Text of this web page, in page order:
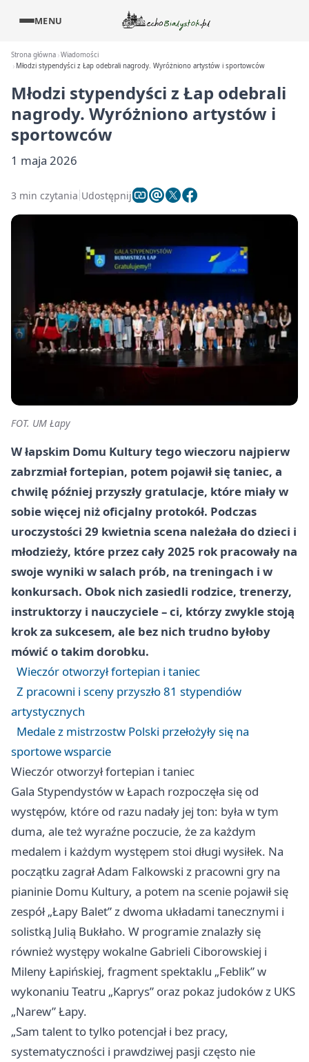
MENU
Strona główna Wiadomości
Młodzi stypendyści z Łap odebrali nagrody. Wyróżniono artystów i sportowców
Młodzi stypendyści z Łap odebrali
nagrody. Wyróżniono artystów i
sportowców
1 maja 2026
3 min czytania Udostępnij
FOT. UM Łapy
W łapskim Domu Kultury tego wieczoru najpierw
zabrzmiał fortepian, potem pojawił się taniec, a
chwilę później przyszły gratulacje, które miały w
sobie więcej niż oficjalny protokół. Podczas
uroczystości 29 kwietnia scena należała do dzieci i
młodzieży, które przez cały 2025 rok pracowały na
swoje wyniki w salach prób, na treningach i w
konkursach. Obok nich zasiedli rodzice, trenerzy,
instruktorzy i nauczyciele – ci, którzy zwykle stoją
krok za sukcesem, ale bez nich trudno byłoby
mówić o takim dorobku.
Wieczór otworzył fortepian i taniec
Z pracowni i sceny przyszło 81 stypendiów
artystycznych
Medale z mistrzostw Polski przełożyły się na
sportowe wsparcie
Wieczór otworzył fortepian i taniec
Gala Stypendystów w Łapach rozpoczęła się od
występów, które od razu nadały jej ton: była w tym
duma, ale też wyraźne poczucie, że za każdym
medalem i każdym występem stoi długi wysiłek. Na
początku zagrał Adam Falkowski z pracowni gry na
pianinie Domu Kultury, a potem na scenie pojawił się
zespół „Łapy Balet” z dwoma układami tanecznymi i
solistką Julią Bukłaho. W programie znalazły się
również występy wokalne Gabrieli Ciborowskiej i
Mileny Łapińskiej, fragment spektaklu „Feblik” w
wykonaniu Teatru „Kaprys” oraz pokaz judoków z UKS
„Narew” Łapy.
„Sam talent to tylko potencjał i bez pracy,
systematyczności i prawdziwej pasji często nie